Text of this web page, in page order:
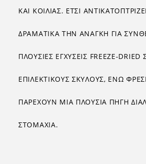
ΚΑΙ ΚΟΙΛΙΑΣ. ΕΤΣΙ
ΔΡΑΜΑΤΙΚΑ ΤΗΝ ΑΝΑΓΚΗ ΓΙΑ
ΠΛΟΥΣΙΕΣ ΕΓΧΥΣΕΙΣ FREEZE-
ΕΠΙΛΕΚΤΙΚΟΥΣ ΣΚΥΛΟΥΣ, ΕΝΩ
ΠΑΡΕΧΟΥΝ ΜΙΑ ΠΛΟΥΣΙΑ ΠΗΓΗ
ΣΤΟΜΑΧΙΑ.